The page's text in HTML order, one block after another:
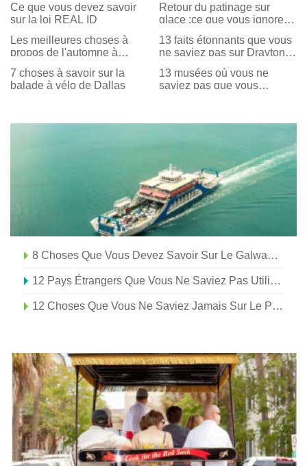
Ce que vous devez savoir
sur la loi REAL ID
Retour du patinage sur
glace :ce que vous ignorez
Landing
Les meilleures choses à
propos de l'automne à
savoir, Où aller
13 faits étonnants que vous
ne saviez pas sur Drayton
7 choses à savoir sur la
balade à vélo de Dallas
13 musées où vous ne
saviez pas que vous
8 Choses Que Vous Devez Savoir Sur Le Galway International Arts Festival
12 Pays Étrangers Que Vous Ne Saviez Pas Utiliser Le Dollar Américain
12 Choses Que Vous Ne Saviez Jamais Sur Le Panneau De Las Vegas